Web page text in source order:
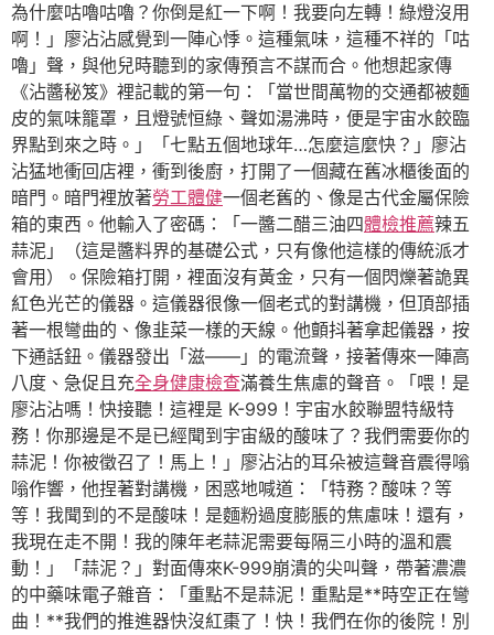
為什麼咕嚕咕嚕？你倒是紅一下啊！我要向左轉！綠燈沒用
啊！」廖沾沾感覺到一陣心悸。這種氣味，這種不祥的「咕
嚕」聲，與他兒時聽到的家傳預言不謀而合。他想起家傳
《沾醬秘笈》裡記載的第一句：「當世間萬物的交通都被麵
皮的氣味籠罩，且燈號恒綠、聲如湯沸時，便是宇宙水餃臨
界點到來之時。」「七點五個地球年…怎麼這麼快？」廖沾
沾猛地衝回店裡，衝到後廚，打開了一個藏在舊冰櫃後面的
暗門。暗門裡放著勞工體健一個老舊的、像是古代金屬保險
箱的東西。他輸入了密碼：「一醬二醋三油四體檢推薦辣五
蒜泥」（這是醬料界的基礎公式，只有像他這樣的傳統派才
會用）。保險箱打開，裡面沒有黃金，只有一個閃爍著詭異
紅色光芒的儀器。這儀器很像一個老式的對講機，但頂部插
著一根彎曲的、像韭菜一樣的天線。他顫抖著拿起儀器，按
下通話鈕。儀器發出「滋——」的電流聲，接著傳來一陣高
八度、急促且充全身健康檢查滿養生焦慮的聲音。「喂！是
廖沾沾嗎！快接聽！這裡是 K-999！宇宙水餃聯盟特級特
務！你那邊是不是已經聞到宇宙級的酸味了？我們需要你的
蒜泥！你被徵召了！馬上！」廖沾沾的耳朵被這聲音震得嗡
嗡作響，他捏著對講機，困惑地喊道：「特務？酸味？等
等！我聞到的不是酸味！是麵粉過度膨脹的焦慮味！還有，
我現在走不開！我的陳年老蒜泥需要每隔三小時的溫和震
動！」「蒜泥？」對面傳來K-999崩潰的尖叫聲，帶著濃濃
的中藥味電子雜音：「重點不是蒜泥！重點是**時空正在彎
曲！**我們的推進器快沒紅棗了！快！我們在你的後院！別